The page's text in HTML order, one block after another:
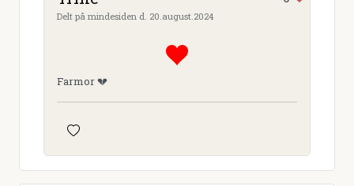
Delt på mindesiden d. 20.august.2024
Farmor 💔